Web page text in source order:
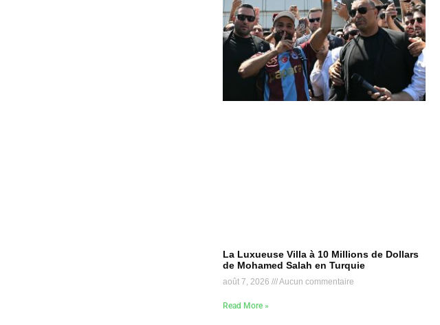
La Luxueuse Villa à 10 Millions de Dollars
de Mohamed Salah en Turquie
août 7, 2026 Aucun commentaire
Read More »